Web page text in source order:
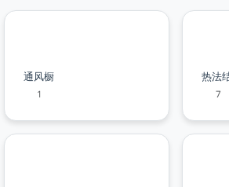
通风橱
1
热法
7